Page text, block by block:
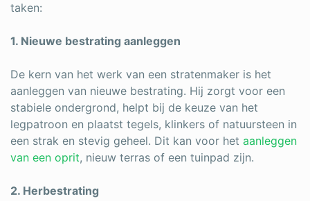
taken:
1. Nieuwe bestrating aanleggen
De kern van het werk van een stratenmaker is het
aanleggen van nieuwe bestrating. Hij zorgt voor een
stabiele ondergrond, helpt bij de keuze van het
legpatroon en plaatst tegels, klinkers of natuursteen in
een strak en stevig geheel. Dit kan voor het aanleggen
van een oprit, nieuw terras of een tuinpad zijn.
2. Herbestrating